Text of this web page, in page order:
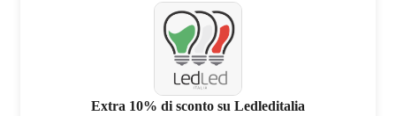
Extra 10% di sconto su Ledleditalia